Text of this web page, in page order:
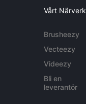
Vårt Närverk
Brusheezy
Vecteezy
Videezy
Bli en
leverantör